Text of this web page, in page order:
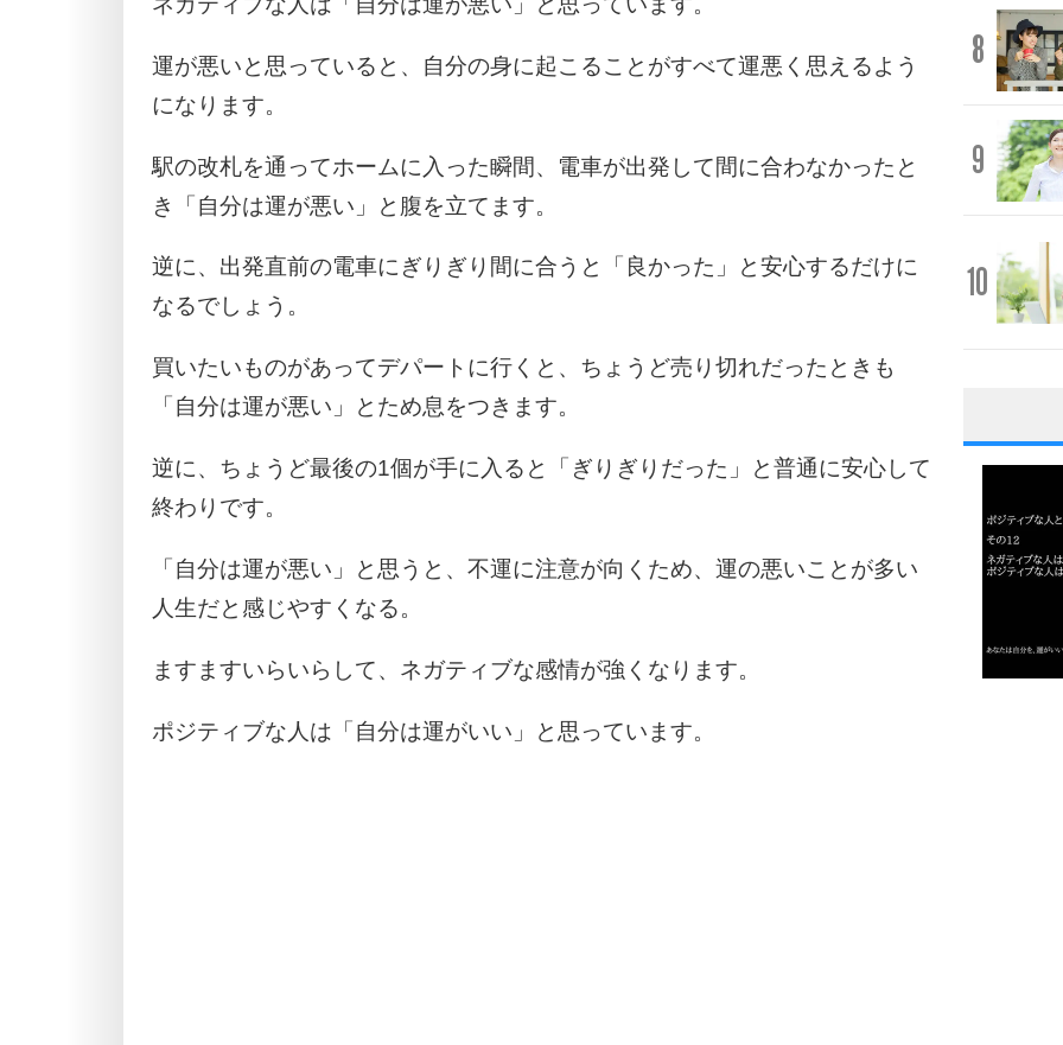
運が悪いと思っていると、自分の身に起こることがすべて運悪く思えるよう
になります。
駅の改札を通ってホームに入った瞬間、電車が出発して間に合わなかったと
き「自分は運が悪い」と腹を立てます。
逆に、出発直前の電車にぎりぎり間に合うと「良かった」と安心するだけに
なるでしょう。
買いたいものがあってデパートに行くと、ちょうど売り切れだったときも
「自分は運が悪い」とため息をつきます。
逆に、ちょうど最後の1個が手に入ると「ぎりぎりだった」と普通に安心して
終わりです。
「自分は運が悪い」と思うと、不運に注意が向くため、運の悪いことが多い
人生だと感じやすくなる。
ますますいらいらして、ネガティブな感情が強くなります。
ポジティブな人は「自分は運がいい」と思っています。
8
9
10
1
3